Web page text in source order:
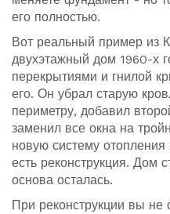
его полностью.
Вот реальный пример из
двухэтажный дом 1960-х
перекрытиями и гнилой
его. Он убрал старую
периметру, добавил
заменил все окна на
новую систему
есть реконструкция. Дом
основа осталась.
При реконструкции вы не